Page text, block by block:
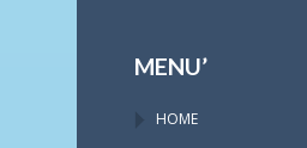
MENU’
HOME